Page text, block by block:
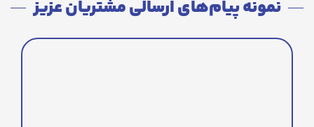
نمونه پیام‌های ارسالی مشتریان عزیز